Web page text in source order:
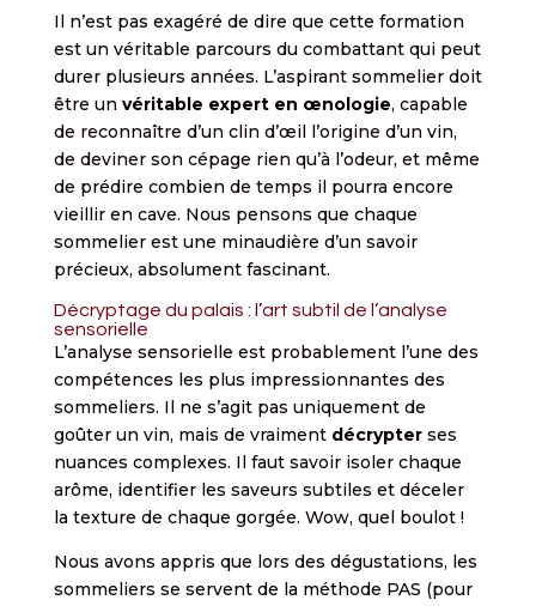
Il n’est pas exagéré de dire que cette formation
est un véritable parcours du combattant qui peut
durer plusieurs années. L’aspirant sommelier doit
être un véritable expert en œnologie, capable
de reconnaître d’un clin d’œil l’origine d’un vin,
de deviner son cépage rien qu’à l’odeur, et même
de prédire combien de temps il pourra encore
vieillir en cave. Nous pensons que chaque
sommelier est une minaudière d’un savoir
précieux, absolument fascinant.
Décryptage du palais : l’art subtil de l’analyse
sensorielle
L’analyse sensorielle est probablement l’une des
compétences les plus impressionnantes des
sommeliers. Il ne s’agit pas uniquement de
goûter un vin, mais de vraiment décrypterses
nuances complexes. Il faut savoir isoler chaque
arôme, identifier les saveurs subtiles et déceler
la texture de chaque gorgée. Wow, quel boulot !
Nous avons appris que lors des dégustations, les
sommeliers se servent de la méthode PAS (pour